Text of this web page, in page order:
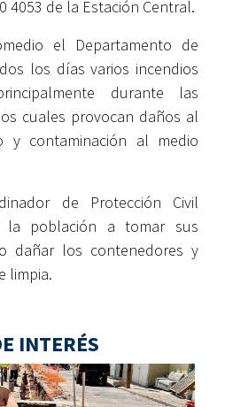
4053 de la Estación Central.
el Departamento de
los días varios incendios
durante las
cuales provocan daños al
y contaminación al medio
de Protección Civil
la población a tomar sus
dañar los contenedores y
limpia.
INTERÉS